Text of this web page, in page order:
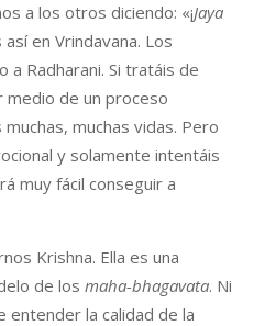
a los otros diciendo: «¡Jaya
en Vrindavana. Los
Radharani. Si tratáis de
medio de un proceso
muchas vidas. Pero
y solamente intentáis
muy fácil conseguir a
Krishna. Ella es una
de los maha-bhagavata. Ni
entender la calidad de la